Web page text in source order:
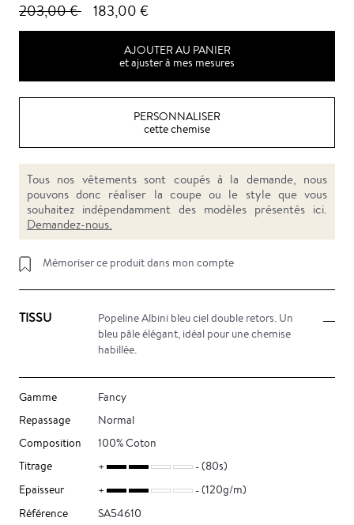
203,00 € 183,00 €
AJOUTER AU PANIER
et ajuster à mes mesures
PERSONNALISER
cette chemise
Tous nos vêtements sont coupés à la demande, nous
pouvons donc réaliser la coupe ou le style que vous
souhaitez indépendamment des modèles présentés ici.
Demandez-nous.
Mémoriser ce produit dans mon compte
TISSU
Popeline Albini bleu ciel double retors. Un
bleu pâle élégant, idéal pour une chemise
habillée.
Gamme
Fancy
Repassage
Normal
Composition
100% Coton
Titrage
(80s)
Epaisseur
(120g/m)
Référence
SA54610